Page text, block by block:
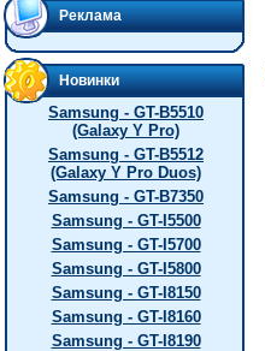
Реклама
Новинки
Samsung - GT-B5510
(Galaxy Y Pro)
Samsung - GT-B5512
(Galaxy Y Pro Duos)
Samsung - GT-B7350
Samsung - GT-I5500
Samsung - GT-I5700
Samsung - GT-I5800
Samsung - GT-I8150
Samsung - GT-I8160
Samsung - GT-I8190